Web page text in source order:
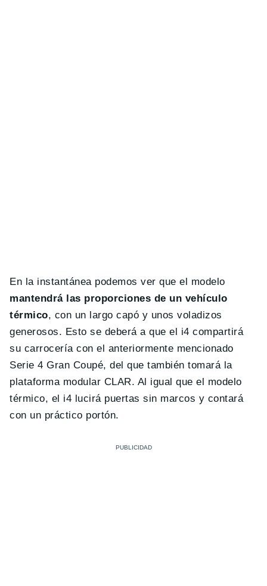
En la instantánea podemos ver que el modelo
mantendrá las proporciones de un vehículo
térmico, con un largo capó y unos voladizos
generosos. Esto se deberá a que el i4 compartirá
su carrocería con el anteriormente mencionado
Serie 4 Gran Coupé, del que también tomará la
plataforma modular CLAR. Al igual que el modelo
térmico, el i4 lucirá puertas sin marcos y contará
con un práctico portón.